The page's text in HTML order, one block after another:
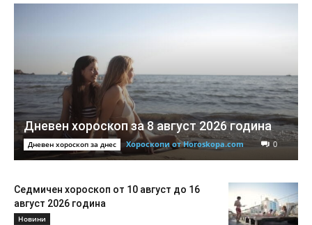
Дневен хороскоп за 8 август 2026 година
Дневен хороскоп за днес Хороскопи от Horoskopa.com 0
Седмичен хороскоп от 10 август до 16
август 2026 година
Новини